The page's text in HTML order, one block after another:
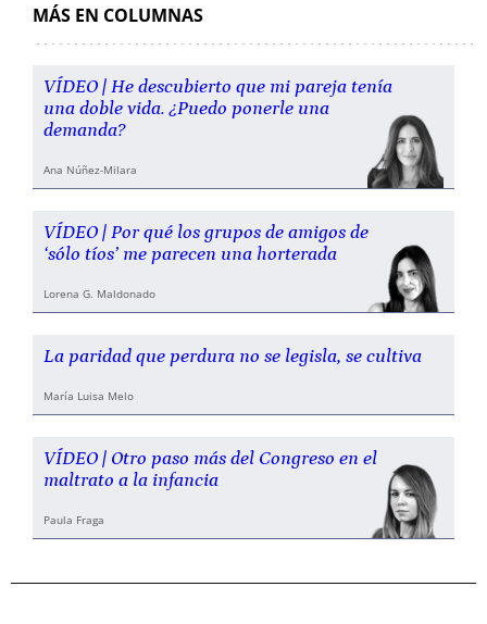
MÁS EN COLUMNAS
VÍDEO | He descubierto que mi pareja tenía
una doble vida. ¿Puedo ponerle una
demanda?
Ana Núñez-Milara
VÍDEO | Por qué los grupos de amigos de
‘sólo tíos’ me parecen una horterada
Lorena G. Maldonado
La paridad que perdura no se legisla, se cultiva
María Luisa Melo
VÍDEO | Otro paso más del Congreso en el
maltrato a la infancia
Paula Fraga